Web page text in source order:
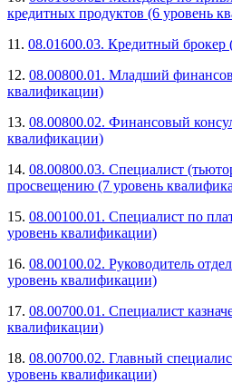
кредитных продуктов (6 уровень
11. 08.01600.03. Кредитный брокер
12. 08.00800.01. Младший
квалификации)
13. 08.00800.02. Финансовый
квалификации)
14. 08.00800.03. Специалист
просвещению (7 уровень
15. 08.00100.01. Специалист по
уровень квалификации)
16. 08.00100.02. Руководитель
уровень квалификации)
17. 08.00700.01. Специалист
квалификации)
18. 08.00700.02. Главный
уровень квалификации)